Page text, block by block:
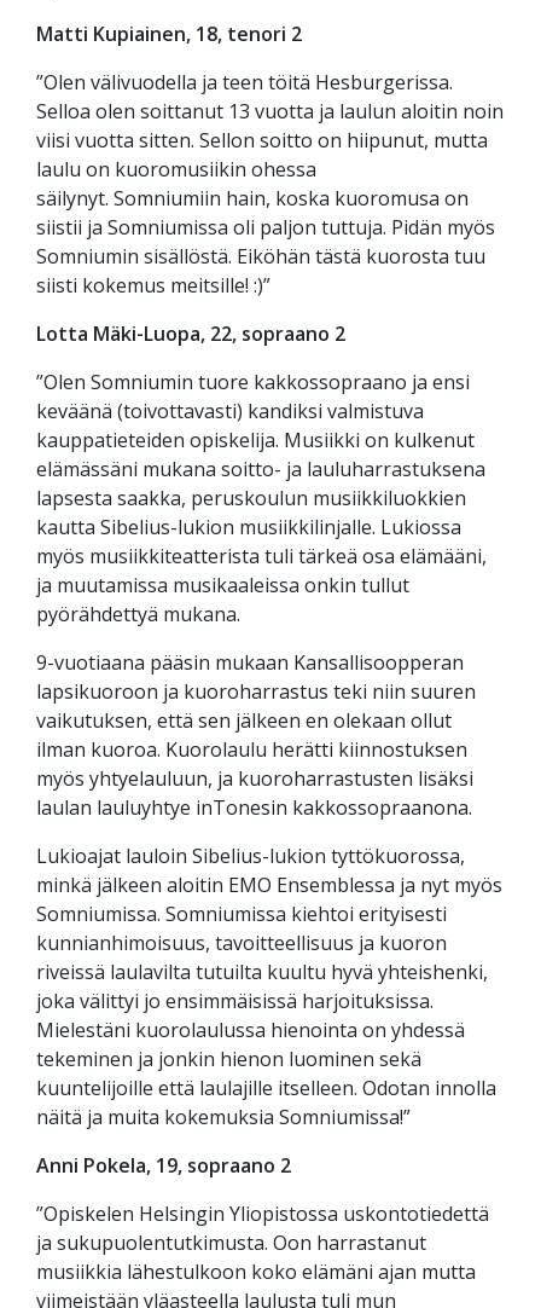
Matti Kupiainen, 18, tenori 2
”Olen välivuodella ja teen töitä Hesburgerissa.
Selloa olen soittanut 13 vuotta ja laulun aloitin noin
viisi vuotta sitten. Sellon soitto on hiipunut, mutta
laulu on kuoromusiikin ohessa
säilynyt. Somniumiin hain, koska kuoromusa on
siistii ja Somniumissa oli paljon tuttuja. Pidän myös
Somniumin sisällöstä. Eiköhän tästä kuorosta tuu
siisti kokemus meitsille! :)”
Lotta Mäki-Luopa, 22, sopraano 2
”Olen Somniumin tuore kakkossopraano ja ensi
keväänä (toivottavasti) kandiksi valmistuva
kauppatieteiden opiskelija. Musiikki on kulkenut
elämässäni mukana soitto- ja lauluharrastuksena
lapsesta saakka, peruskoulun musiikkiluokkien
kautta Sibelius-lukion musiikkilinjalle. Lukiossa
myös musiikkiteatterista tuli tärkeä osa elämääni,
ja muutamissa musikaaleissa onkin tullut
pyörähdettyä mukana.
9-vuotiaana pääsin mukaan Kansallisoopperan
lapsikuoroon ja kuoroharrastus teki niin suuren
vaikutuksen, että sen jälkeen en olekaan ollut
ilman kuoroa. Kuorolaulu herätti kiinnostuksen
myös yhtyelauluun, ja kuoroharrastusten lisäksi
laulan lauluyhtye inTonesin kakkossopraanona.
Lukioajat lauloin Sibelius-lukion tyttökuorossa,
minkä jälkeen aloitin EMO Ensemblessa ja nyt myös
Somniumissa. Somniumissa kiehtoi erityisesti
kunnianhimoisuus, tavoitteellisuus ja kuoron
riveissä laulavilta tutuilta kuultu hyvä yhteishenki,
joka välittyi jo ensimmäisissä harjoituksissa.
Mielestäni kuorolaulussa hienointa on yhdessä
tekeminen ja jonkin hienon luominen sekä
kuuntelijoille että laulajille itselleen. Odotan innolla
näitä ja muita kokemuksia Somniumissa!”
Anni Pokela, 19, sopraano 2
”Opiskelen Helsingin Yliopistossa uskontotiedettä
ja sukupuolentutkimusta. Oon harrastanut
musiikkia lähestulkoon koko elämäni ajan mutta
viimeistään yläasteella laulusta tuli mun